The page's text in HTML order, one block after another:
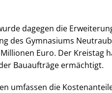
dagegen die
des Gymnasiums
Euro. Der Kreistag
Bauaufträge ermächtigt.
umfassen die